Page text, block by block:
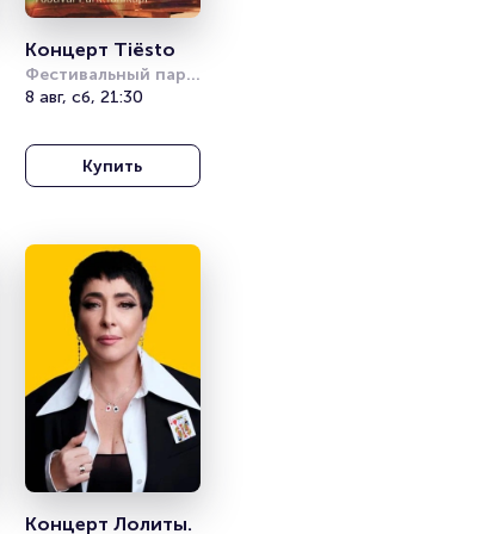
Концерт Tiësto
Фестивальный парк
Йеникапы (Festival
8 авг, сб, 21:30
Купить
Концерт Лолиты.